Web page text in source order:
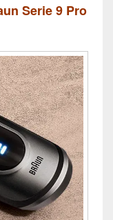
Serie 9 Pro